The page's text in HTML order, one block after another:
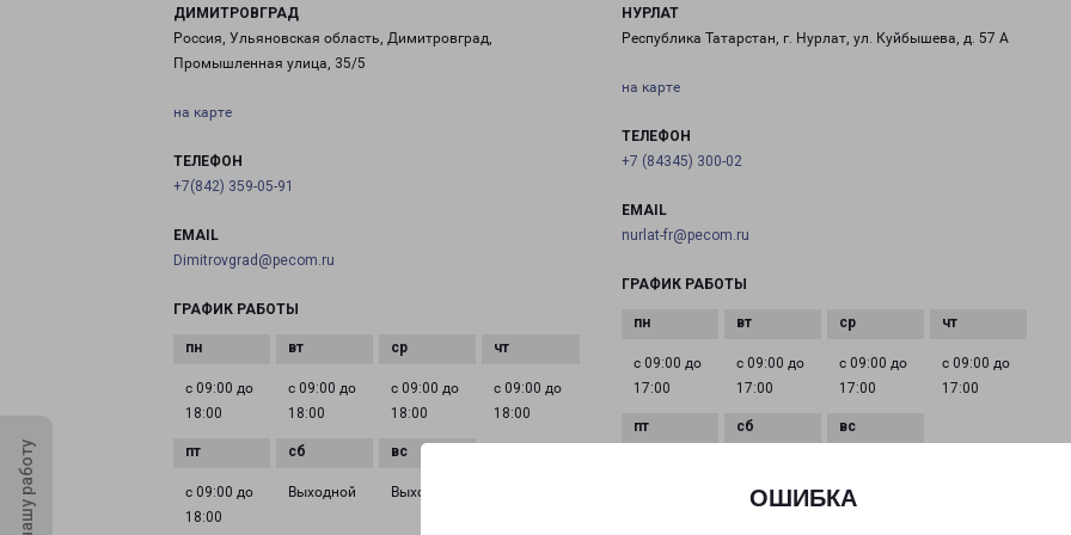
ОШИБКА
ДИМИТРОВГРАД
Россия, Ульяновская область, Димитровград,
Промышленная улица, 35/5
на карте
ТЕЛЕФОН
+7(842) 359-05-91
EMAIL
Dimitrovgrad@pecom.ru
ГРАФИК РАБОТЫ
с 09:00 до
18:00
с 09:00 до
18:00
с 09:00 до
18:00
с 09:00 до
18:00
с 09:00 до
18:00
Выходной Выходной
НУРЛАТ
Республика Татарстан, г. Нурлат, ул. Куйбышева, д. 57 А
на карте
ТЕЛЕФОН
+7 (84345) 300-02
EMAIL
nurlat-fr@pecom.ru
ГРАФИК РАБОТЫ
с 09:00 до
17:00
с 09:00 до
17:00
с 09:00 до
17:00
с 09:00 до
17:00